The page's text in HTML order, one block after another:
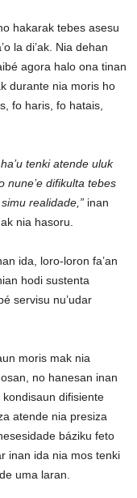
hakarak tebes asesu
la di’ak. Nia dehan
agora halo ona tinan
durante nia moris ho
fo haris, fo hatais,
tenki atende uluk
nune’e difikulta tebes
realidade,” inan
nia hasoru.
ida, loro-loron fa’an
hodi sustenta
servisu nu’udar
moris mak nia
no hanesan inan
difisiente
atende nia presiza
báziku feto
inan ida nia mos tenki
uma laran.